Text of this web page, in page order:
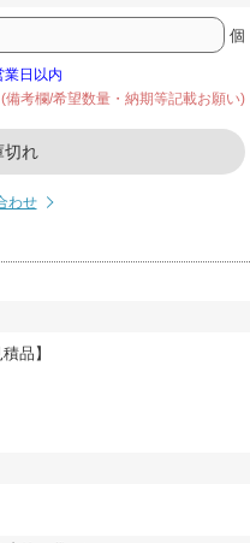
個
業日以内
備考欄/希望数量・納期等記載お願い)
切れ
わせ
品】